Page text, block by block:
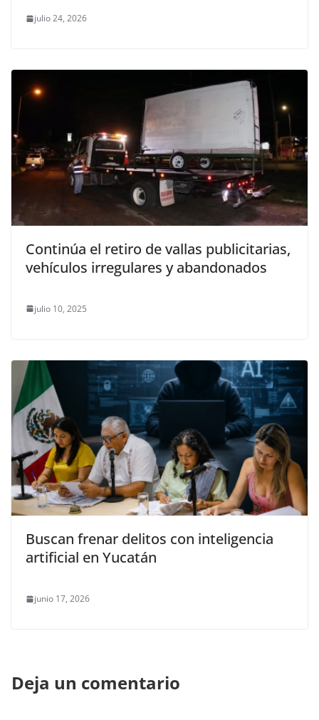
julio 24, 2026
Continúa el retiro de vallas publicitarias,
vehículos irregulares y abandonados
julio 10, 2025
Buscan frenar delitos con inteligencia
artificial en Yucatán
junio 17, 2026
Deja un comentario